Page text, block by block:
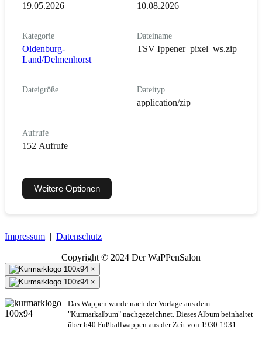
19.05.2026 10.08.2026
Kategorie
Oldenburg-
Land/Delmenhorst
Dateiname
TSV Ippener_pixel_ws.zip
Dateigröße Dateityp
application/zip
Aufrufe
152 Aufrufe
Weitere Optionen
Impressum | Datenschutz
Copyright © 2024 Der WaPPenSalon
×
×
Das Wappen wurde nach der Vorlage aus dem
"Kurmarkalbum" nachgezeichnet. Dieses Album beinhaltet
über 640 Fußballwappen aus der Zeit von 1930-1931.